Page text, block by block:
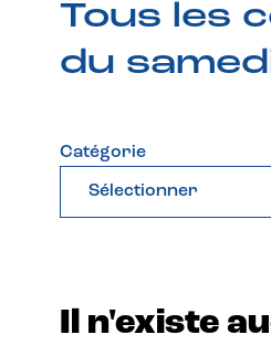
Tous les
du
Catégorie
Sélectionner
Il n'existe